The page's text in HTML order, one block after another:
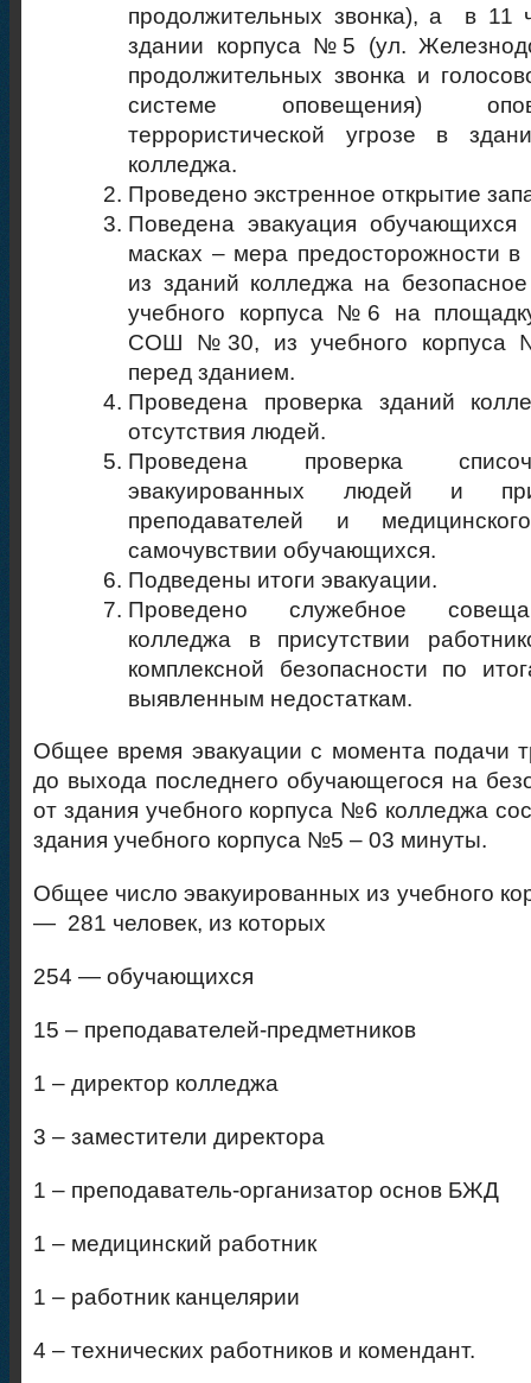
продолжительных звонка), а в 11
здании корпуса №5 (ул.
продолжительных звонка и
системе оповещения)
террористической угрозе в
колледжа.
Проведено экстренное открытие
Поведена эвакуация обучающихся
масках – мера предосторожности в
из зданий колледжа на
учебного корпуса №6 на
СОШ №30, из учебного корпуса
перед зданием.
Проведена проверка зданий
отсутствия людей.
Проведена проверка
эвакуированных людей и
преподавателей и
самочувствии обучающихся.
Подведены итоги эвакуации.
Проведено служебное
колледжа в присутствии
комплексной безопасности по
выявленным недостаткам.
Общее время эвакуации с момента подачи
до выхода последнего обучающегося на
от здания учебного корпуса №6 колледжа
здания учебного корпуса №5 – 03 минуты.
Общее число эвакуированных из учебного
— 281 человек, из которых
254 — обучающихся
15 – преподавателей-предметников
1 – директор колледжа
3 – заместители директора
1 – преподаватель-организатор основ БЖД
1 – медицинский работник
1 – работник канцелярии
4 – технических работников и комендант.